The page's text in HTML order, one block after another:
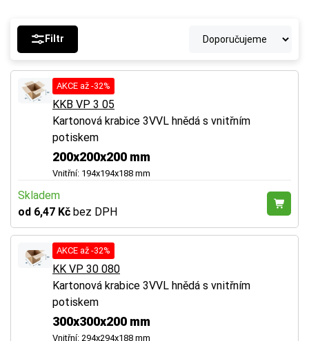
Filtr
AKCE až -32%
KKB VP 3 05
Kartonová krabice 3VVL hnědá s vnitřním
potiskem
200x200x200 mm
Vnitřní: 194x194x188 mm
Skladem
od 6,47 Kč bez DPH
AKCE až -32%
KK VP 30 080
Kartonová krabice 3VVL hnědá s vnitřním
potiskem
300x300x200 mm
Vnitřní: 294x294x188 mm